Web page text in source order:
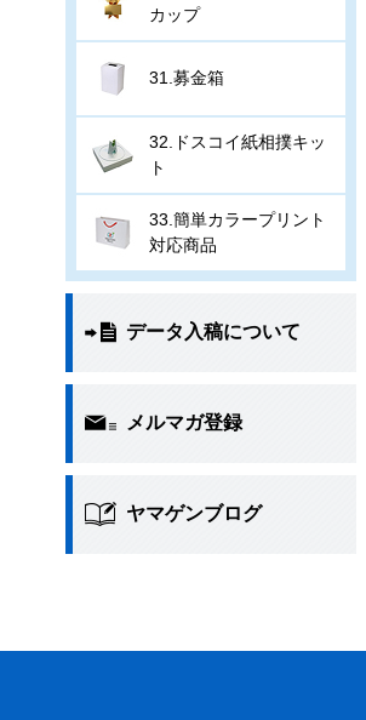
カップ
31.募金箱
32.ドスコイ紙相撲キッ
ト
33.簡単カラープリント
対応商品
データ入稿について
メルマガ登録
ヤマゲンブログ